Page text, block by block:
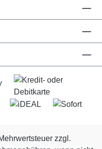
zzgl.